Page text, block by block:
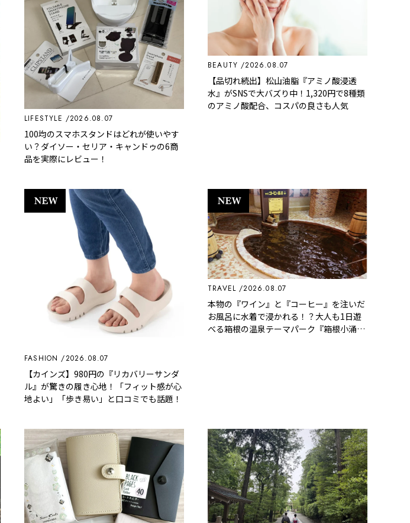
LIFESTYLE 2026.08.07
100均のスマホスタンドはどれが使いやす
い？ダイソー・セリア・キャンドゥの6商
品を実際にレビュー！
BEAUTY 2026.08.07
【品切れ続出】松山油脂『アミノ酸浸透
水』がSNSで大バズり中！1,320円で8種類
のアミノ酸配合、コスパの良さも人気
FASHION 2026.08.07
【カインズ】980円の『リカバリーサンダ
ル』が驚きの履き心地！「フィット感が心
地よい」「歩き易い」と口コミでも話題！
TRAVEL 2026.08.07
本物の『ワイン』と『コーヒー』を注いだ
お風呂に水着で浸かれる！？大人も1日遊
べる箱根の温泉テーマパーク『箱根小涌園